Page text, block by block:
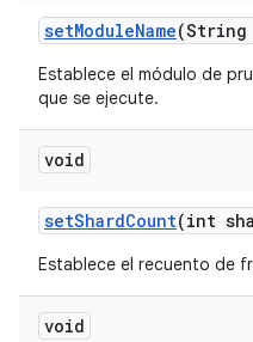
setModuleName(String
Establece el módulo de
que se ejecute.
void
setShardCount(int
Establece el recuento de
void